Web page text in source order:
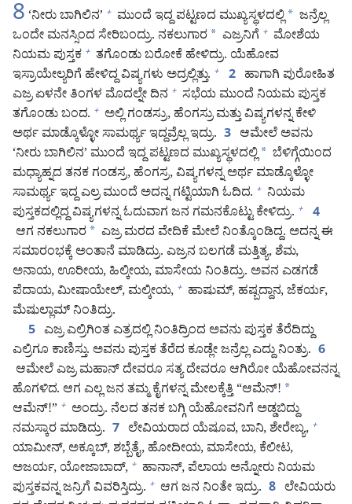
8 ‘ನೀರು ಬಾಗಿಲಿನ’ + ಮುಂದೆ ಇದ್ದ ಪಟ್ಟಣದ ಮುಖ್ಯಸ್ಥಳದಲ್ಲಿ * ಜನ್ರೆಲ್ಲ
ಒಂದೇ ಮನಸ್ಸಿಂದ ಸೇರಿಬಂದ್ರು. ನಕಲುಗಾರ * ಎಜ್ರನಿಗೆ + ಮೋಶೆಯ
ನಿಯಮ ಪುಸ್ತಕ + ತಗೊಂಡು ಬರೋಕೆ ಹೇಳಿದ್ರು. ಯೆಹೋವ
ಇಸ್ರಾಯೇಲ್ಯರಿಗೆ ಹೇಳಿದ್ದ ವಿಷ್ಯಗಳು ಅದ್ರಲ್ಲಿತ್ತು. + 2 ಹಾಗಾಗಿ ಪುರೋಹಿತ
ಎಜ್ರ ಏಳನೇ ತಿಂಗಳ ಮೊದಲ್ನೇ ದಿನ + ಸಭೆಯ ಮುಂದೆ ನಿಯಮ ಪುಸ್ತಕ
ತಗೊಂಡು ಬಂದ. + ಅಲ್ಲಿ ಗಂಡಸ್ರು, ಹೆಂಗಸ್ರು ಮತ್ತು ವಿಷ್ಯಗಳನ್ನ ಕೇಳಿ
ಅರ್ಥ ಮಾಡ್ಕೊಳ್ಳೋ ಸಾಮರ್ಥ್ಯ ಇದ್ದವ್ರೆಲ್ಲ ಇದ್ರು. 3 ಆಮೇಲೆ ಅವನು
‘ನೀರು ಬಾಗಿಲಿನ’ ಮುಂದೆ ಇದ್ದ ಪಟ್ಟಣದ ಮುಖ್ಯಸ್ಥಳದಲ್ಲಿ * ಬೆಳಿಗ್ಗೆಯಿಂದ
ಮಧ್ಯಾಹ್ನದ ತನಕ ಗಂಡಸ್ರ, ಹೆಂಗಸ್ರ, ವಿಷ್ಯಗಳನ್ನ ಅರ್ಥ ಮಾಡ್ಕೊಳ್ಳೋ
ಸಾಮರ್ಥ್ಯ ಇದ್ದ ಎಲ್ರ ಮುಂದೆ ಅದನ್ನ ಗಟ್ಟಿಯಾಗಿ ಓದಿದ. + ನಿಯಮ
ಪುಸ್ತಕದಲ್ಲಿದ್ದ ವಿಷ್ಯಗಳನ್ನ ಓದುವಾಗ ಜನ ಗಮನಕೊಟ್ಟು ಕೇಳಿದ್ರು. + 4
ಆಗ ನಕಲುಗಾರ * ಎಜ್ರ ಮರದ ವೇದಿಕೆ ಮೇಲೆ ನಿಂತ್ಕೊಂಡಿದ್ದ. ಅದನ್ನ ಈ
ಸಮಾರಂಭಕ್ಕೆ ಅಂತಾನೆ ಮಾಡಿದ್ರು. ಎಜ್ರನ ಬಲಗಡೆ ಮತ್ತಿತ್ಯ, ಶೆಮ,
ಅನಾಯ, ಊರೀಯ, ಹಿಲ್ಕೀಯ, ಮಾಸೇಯ ನಿಂತಿದ್ರು. ಅವನ ಎಡಗಡೆ
ಪೆದಾಯ, ಮೀಷಾಯೇಲ್‌, ಮಲ್ಕೀಯ, + ಹಾಷುಮ್‌, ಹಷ್ಬದ್ದಾನ, ಜೆಕರ್ಯ,
ಮೆಷುಲ್ಲಾಮ್‌ ನಿಂತಿದ್ರು.
5 ಎಜ್ರ ಎಲ್ರಿಗಿಂತ ಎತ್ರದಲ್ಲಿ ನಿಂತಿದ್ರಿಂದ ಅವನು ಪುಸ್ತಕ ತೆರೆದಿದ್ದು
ಎಲ್ರಿಗೂ ಕಾಣಿಸ್ತು. ಅವನು ಪುಸ್ತಕ ತೆರೆದ ಕೂಡ್ಲೇ ಜನ್ರೆಲ್ಲ ಎದ್ದು ನಿಂತ್ರು. 6
ಆಮೇಲೆ ಎಜ್ರ ಮಹಾನ್‌ ದೇವರೂ ಸತ್ಯ ದೇವರೂ ಆಗಿರೋ ಯೆಹೋವನನ್ನ
ಹೊಗಳಿದ. ಆಗ ಎಲ್ಲ ಜನ ತಮ್ಮ ಕೈಗಳನ್ನ ಮೇಲಕ್ಕೆತ್ತಿ “ಆಮೆನ್‌! *
ಆಮೆನ್‌!” + ಅಂದ್ರು. ನೆಲದ ತನಕ ಬಗ್ಗಿ ಯೆಹೋವನಿಗೆ ಅಡ್ಡಬಿದ್ದು
ನಮಸ್ಕಾರ ಮಾಡಿದ್ರು. 7 ಲೇವಿಯರಾದ ಯೆಷೂವ, ಬಾನಿ, ಶೇರೇಬ್ಯ, +
ಯಾಮೀನ್‌, ಅಕ್ಕೂಬ್‌, ಶಬ್ಬೆತೈ, ಹೋದೀಯ, ಮಾಸೇಯ, ಕೆಲೀಟ,
ಅಜರ್ಯ, ಯೋಜಾಬಾದ್‌, + ಹಾನಾನ್‌, ಪೆಲಾಯ ಅನ್ನೋರು ನಿಯಮ
ಪುಸ್ತಕವನ್ನ ಜನ್ರಿಗೆ ವಿವರಿಸ್ತಿದ್ರು. + ಆಗ ಜನ ನಿಂತೇ ಇದ್ರು. 8 ಲೇವಿಯರು